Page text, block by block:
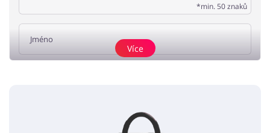
*min. 50 znaků
Žádné elementy nejsou
Více